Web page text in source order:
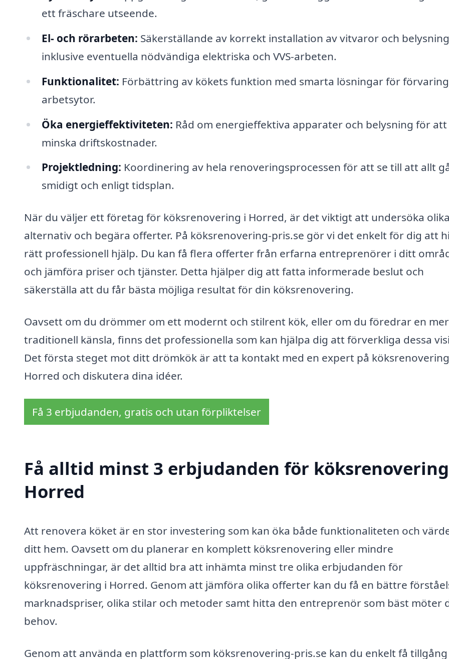
ett fräschare utseende.
El- och rörarbeten: Säkerställande av korrekt installation av vitvaror och
inklusive eventuella nödvändiga elektriska och VVS-arbeten.
Funktionalitet: Förbättring av kökets funktion med smarta lösningar för
arbetsytor.
Öka energieffektiviteten: Råd om energieffektiva apparater och belysning för att
minska driftskostnader.
Projektledning: Koordinering av hela renoveringsprocessen för att se till att allt
smidigt och enligt tidsplan.
När du väljer ett företag för köksrenovering i Horred, är det viktigt att undersöka olika
alternativ och begära offerter. På köksrenovering-pris.se gör vi det enkelt för dig att
rätt professionell hjälp. Du kan få flera offerter från erfarna entreprenörer i ditt
och jämföra priser och tjänster. Detta hjälper dig att fatta informerade beslut och
säkerställa att du får bästa möjliga resultat för din köksrenovering.
Oavsett om du drömmer om ett modernt och stilrent kök, eller om du föredrar en mer
traditionell känsla, finns det professionella som kan hjälpa dig att förverkliga dessa
Det första steget mot ditt drömkök är att ta kontakt med en expert på
Horred och diskutera dina idéer.
Få 3 erbjudanden, gratis och utan förpliktelser
Få alltid minst 3 erbjudanden för
Horred
Att renovera köket är en stor investering som kan öka både funktionaliteten och
ditt hem. Oavsett om du planerar en komplett köksrenovering eller mindre
uppfräschningar, är det alltid bra att inhämta minst tre olika erbjudanden för
köksrenovering i Horred. Genom att jämföra olika offerter kan du få en bättre
marknadspriser, olika stilar och metoder samt hitta den entreprenör som bäst möter
behov.
Genom att använda en plattform som köksrenovering-pris.se kan du enkelt få